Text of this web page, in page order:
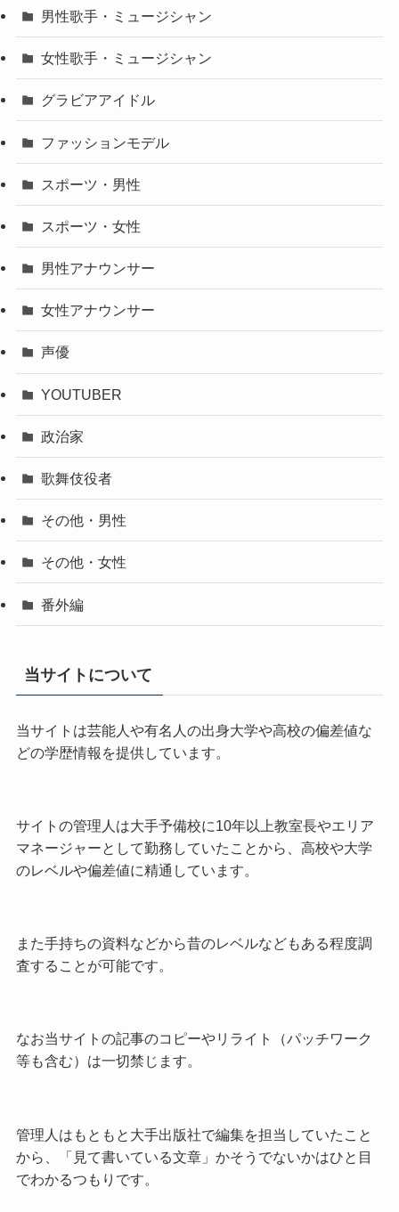
男性歌手・ミュージシャン
女性歌手・ミュージシャン
グラビアアイドル
ファッションモデル
スポーツ・男性
スポーツ・女性
男性アナウンサー
女性アナウンサー
声優
YOUTUBER
政治家
歌舞伎役者
その他・男性
その他・女性
番外編
当サイトについて
当サイトは芸能人や有名人の出身大学や高校の偏差値な
どの学歴情報を提供しています。
サイトの管理人は大手予備校に10年以上教室長やエリア
マネージャーとして勤務していたことから、高校や大学
のレベルや偏差値に精通しています。
また手持ちの資料などから昔のレベルなどもある程度調
査することが可能です。
なお当サイトの記事のコピーやリライト（パッチワーク
等も含む）は一切禁じます。
管理人はもともと大手出版社で編集を担当していたこと
から、「見て書いている文章」かそうでないかはひと目
でわかるつもりです。